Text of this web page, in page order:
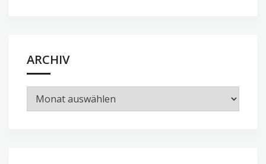
ARCHIV
Archiv